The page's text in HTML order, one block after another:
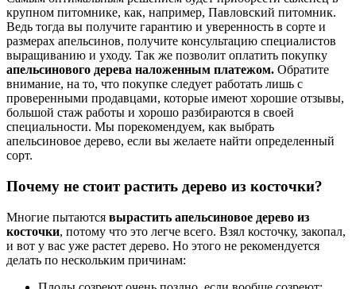
крупном питомнике, как, например, Павловский питомник.
Ведь тогда вы получите гарантию и уверенность в сорте и
размерах апельсинов, получите консультацию специалистов
выращиванию и уходу. Так же позволит оплатить покупку
апельсинового дерева наложенным платежом. Обратите
внимание, на то, что покупке следует работать лишь с
проверенными продавцами, которые имеют хорошие отзывы,
большой стаж работы и хорошо разбираются в своей
специальности. Мы порекомендуем, как выбрать
апельсиновое дерево, если вы желаете найти определенный
сорт.
Почему не стоит растить дерево из косточки?
Многие пытаются вырастить апельсиновое дерево из
косточки, потому что это легче всего. Взял косточку, закопал,
и вот у вас уже растет дерево. Но этого не рекомендуется
делать по нескольким причинам: